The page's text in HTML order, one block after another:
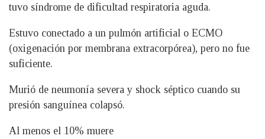
tuvo síndrome de dificultad respiratoria aguda.
Estuvo conectado a un pulmón artificial o ECMO
(oxigenación por membrana extracorpórea), pero no fue
suficiente.
Murió de neumonía severa y shock séptico cuando su
presión sanguínea colapsó.
Al menos el 10% muere